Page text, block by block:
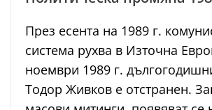
През есента на 1989 г.
система рухва в Източна
ноември 1989 г.
Тодор Живков е отстранен.